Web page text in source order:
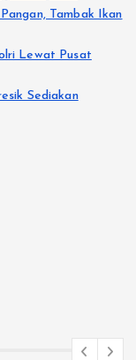
Tambak Ikan
Lewat Pusat
Sediakan